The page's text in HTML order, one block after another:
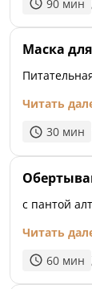
90 мин
Маска
Читать
30 мин
с пантой
Читать
60 мин